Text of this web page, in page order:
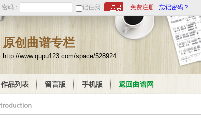
密码： 记住我 免费注册 忘记密码？
原创曲谱专栏
http://www.qupu123.com/space/528924
作品列表 留言版 手机版 返回曲谱网